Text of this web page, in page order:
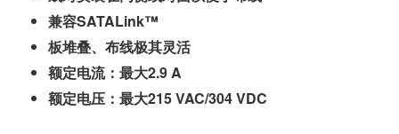
兼容SATALink™
板堆叠、布线极其灵活
额定电流：最大2.9 A
额定电压：最大215 VAC/304 VDC